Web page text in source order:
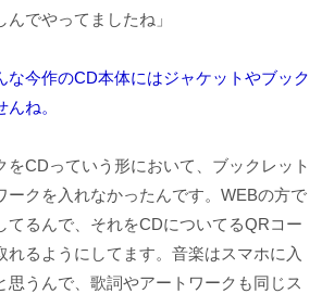
でやってましたね」
今作のCD本体にはジャケットやブック
ね。
をCDっていう形において、ブックレット
ークを入れなかったんです。WEBの方で
てるんで、それをCDについてるQRコー
れるようにしてます。音楽はスマホに入
思うんで、歌詞やアートワークも同じス